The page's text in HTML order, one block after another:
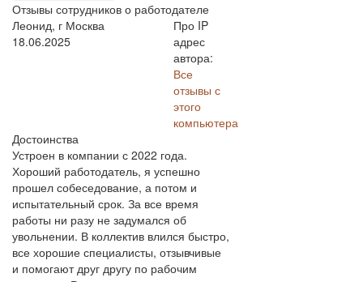
Отзывы сотрудников о работодателе
Леонид, г Москва
18.06.2025
Про IP
адрес
автора:
Все
отзывы с
этого
компьютера
Достоинства
Устроен в компании с 2022 года.
Хороший работодатель, я успешно
прошел собеседование, а потом и
испытательный срок. За все время
работы ни разу не задумался об
увольнении. В коллектив влился быстро,
все хорошие специалисты, отзывчивые
и помогают друг другу по рабочим